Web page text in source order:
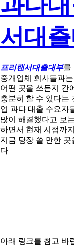
서대
프리랜서대출대부를
중개업체 회사들과
어떤 곳을 쓰든지 간
충분히 할 수 있다는
업 과다 대출 수요자
많이 해결했다고 보
하면서 현재 시점까
지금 당장 쓸 만한 곳
다
아래 링크를 참고 바